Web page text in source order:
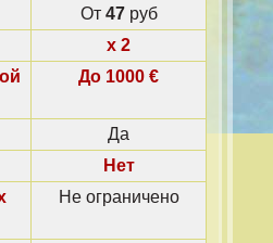
От 47руб
x 2
До 1000 €
Да
Нет
Не ограничено